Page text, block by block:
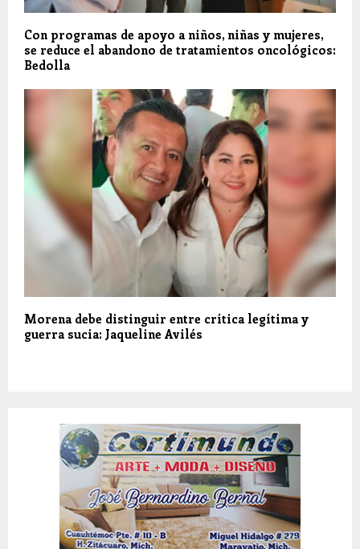
Con programas de apoyo a niños, niñas y mujeres,
se reduce el abandono de tratamientos oncológicos:
Bedolla
Morena debe distinguir entre crítica legítima y
guerra sucia: Jaqueline Avilés